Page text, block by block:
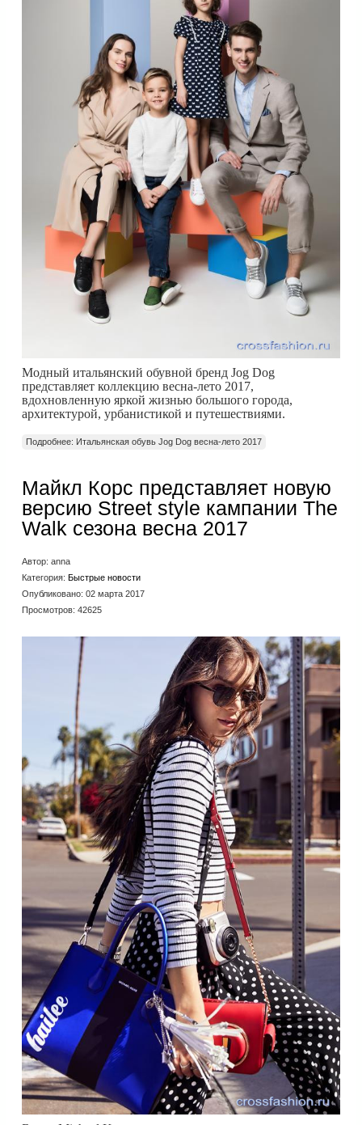
Модный итальянский обувной бренд Jog Dog
представляет коллекцию весна-лето 2017,
вдохновленную яркой жизнью большого города,
архитектурой, урбанистикой и путешествиями.
Подробнее: Итальянская обувь Jog Dog весна-лето 2017
Майкл Корс представляет новую
версию Street style кампании The
Walk сезона весна 2017
Автор: anna
Категория: Быстрые новости
Опубликовано: 02 марта 2017
Просмотров: 42625